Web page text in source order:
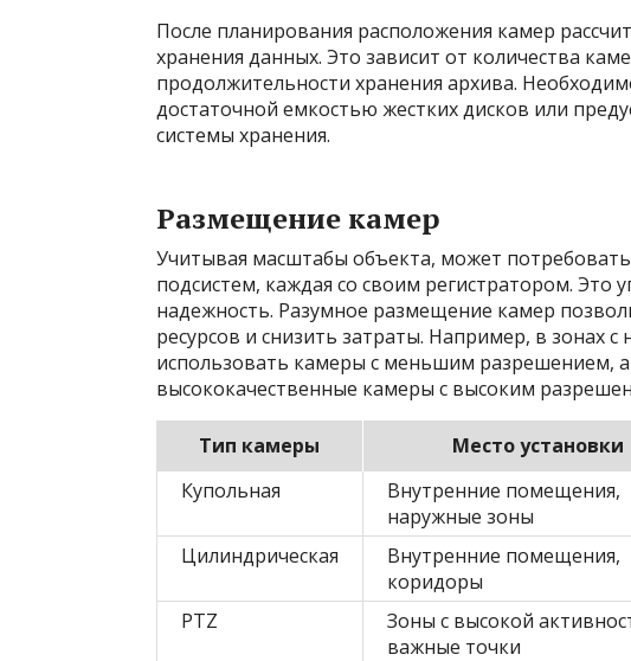
После планирования расположения камер
хранения данных. Это зависит от количества
продолжительности хранения архива.
достаточной емкостью жестких дисков или
системы хранения.
Размещение камер
Учитывая масштабы объекта, может
подсистем, каждая со своим регистратором.
надежность. Разумное размещение камер
ресурсов и снизить затраты. Например, в зонах
использовать камеры с меньшим разрешением,
высококачественные камеры с высоким
Тип камеры Место установки
Купольная
Внутренние помещения,
наружные зоны
Цилиндрическая
Внутренние помещения,
коридоры
PTZ
Зоны с высокой
важные точки